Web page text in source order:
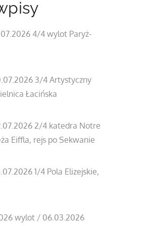
4/4 wylot Paryż-
3/4 Artystyczny
Łacińska
2/4 katedra Notre
Eiffla, rejs po Sekwanie
1/4 Pola Elizejskie,
wylot / 06.03.2026